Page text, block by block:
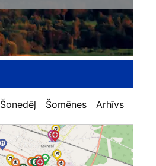
Šonedēļ Šomēnes Arhīvs